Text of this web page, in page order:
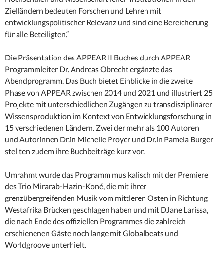
Zielländern bedeuten Forschen und Lehren mit
entwicklungspolitischer Relevanz und sind eine Bereicherung
für alle Beteiligten.“
Die Präsentation des APPEAR II Buches durch APPEAR
Programmleiter Dr. Andreas Obrecht ergänzte das
Abendprogramm. Das Buch bietet Einblicke in die zweite
Phase von APPEAR zwischen 2014 und 2021 und illustriert 25
Projekte mit unterschiedlichen Zugängen zu transdisziplinärer
Wissensproduktion im Kontext von Entwicklungsforschung in
15 verschiedenen Ländern. Zwei der mehr als 100 Autoren
und Autorinnen Dr.in Michelle Proyer und Dr.in Pamela Burger
stellten zudem ihre Buchbeiträge kurz vor.
Umrahmt wurde das Programm musikalisch mit der Premiere
des Trio Mirarab-Hazin-Koné, die mit ihrer
grenzübergreifenden Musik vom mittleren Osten in Richtung
Westafrika Brücken geschlagen haben und mit DJane Larissa,
die nach Ende des offiziellen Programmes die zahlreich
erschienenen Gäste noch lange mit Globalbeats und
Worldgroove unterhielt.